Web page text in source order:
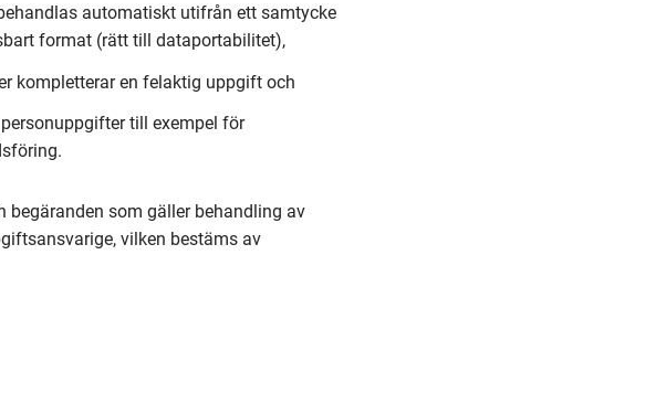
automatiskt utifrån ett samtycke
format (rätt till dataportabilitet),
kompletterar en felaktig uppgift och
till exempel för
begäranden som gäller behandling av
vilken bestäms av